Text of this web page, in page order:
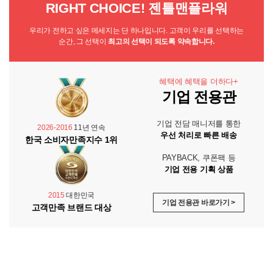
RIGHT CHOICE! 젠틀맨플라워
우리가 전하고 싶은 메세지는 단 하나입니다. 고객이 우리를 선택하는
순간, 그 선택이 최고의 선택이 되도록 약속합니다.
2026-2016 11년 연속
한국 소비자만족지수 1위
2015 대한민국
고객만족 브랜드 대상
혜택에 혜택을 더하다+
기업 전용관
기업 전담 매니저를 통한
우선 처리로 빠른 배송
PAYBACK, 쿠폰팩 등
기업 전용 기획 상품
기업 전용관 바로가기 >